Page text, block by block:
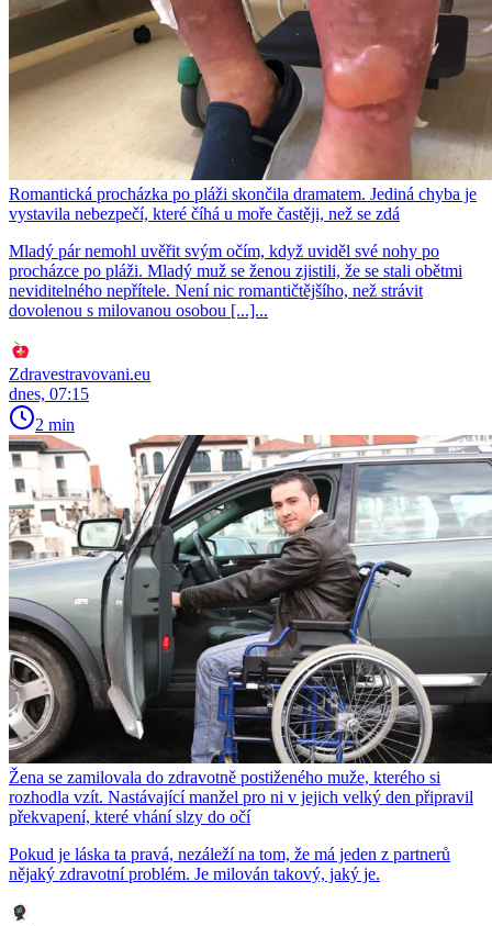
Romantická procházka po pláži skončila dramatem. Jediná chyba je
vystavila nebezpečí, které číhá u moře častěji, než se zdá
Mladý pár nemohl uvěřit svým očím, když uviděl své nohy po
procházce po pláži. Mladý muž se ženou zjistili, že se stali obětmi
neviditelného nepřítele. Není nic romantičtějšího, než strávit
dovolenou s milovanou osobou [...]...
Zdravestravovani.eu
dnes, 07:15
2 min
Žena se zamilovala do zdravotně postiženého muže, kterého si
rozhodla vzít. Nastávající manžel pro ni v jejich velký den připravil
překvapení, které vhání slzy do očí
Pokud je láska ta pravá, nezáleží na tom, že má jeden z partnerů
nějaký zdravotní problém. Je milován takový, jaký je.